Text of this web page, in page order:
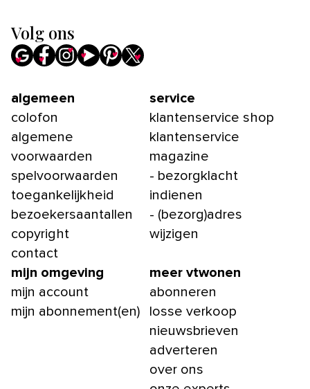
Volg ons
algemeen
colofon
algemene
voorwaarden
spelvoorwaarden
toegankelijkheid
bezoekersaantallen
copyright
contact
service
klantenservice shop
klantenservice
magazine
- bezorgklacht
indienen
- (bezorg)adres
wijzigen
mijn omgeving
mijn account
mijn abonnement(en)
meer vtwonen
abonneren
losse verkoop
nieuwsbrieven
adverteren
over ons